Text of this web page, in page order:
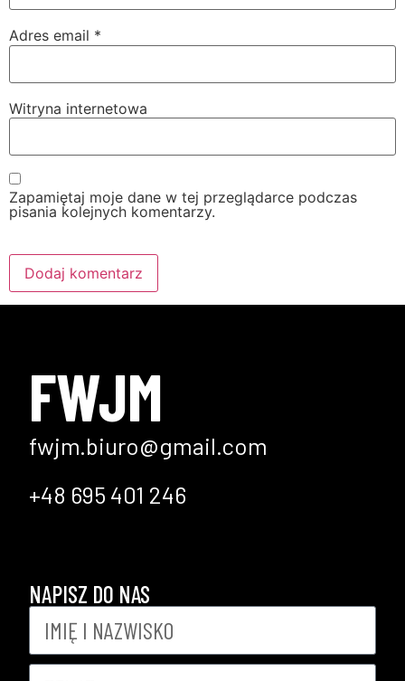
Adres email *
Witryna internetowa
Zapamiętaj moje dane w tej przeglądarce podczas
pisania kolejnych komentarzy.
FWJM
fwjm.biuro@gmail.com
+48 695 401 246
NAPISZ DO NAS